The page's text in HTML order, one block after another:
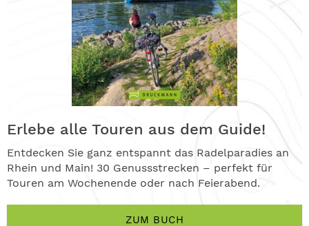
Erlebe alle Touren aus dem Guide!
Entdecken Sie ganz entspannt das Radelparadies an
Rhein und Main! 30 Genussstrecken – perfekt für
Touren am Wochenende oder nach Feierabend.
ZUM BUCH